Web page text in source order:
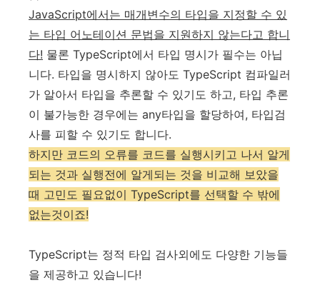
JavaScript에서는 매개변수의 타입을 지정할 수 있
는 타입 어노테이션 문법을 지원하지 않는다고 합니
다! 물론 TypeScript에서 타입 명시가 필수는 아닙
니다. 타입을 명시하지 않아도 TypeScript 컴파일러
가 알아서 타입을 추론할 수 있기도 하고, 타입 추론
이 불가능한 경우에는 any타입을 할당하여, 타입검
사를 피할 수 있기도 합니다.
하지만 코드의 오류를 코드를 실행시키고 나서 알게
되는 것과 실행전에 알게되는 것을 비교해 보았을
때 고민도 필요없이 TypeScript를 선택할 수 밖에
없는것이죠!
TypeScript는 정적 타입 검사외에도 다양한 기능들
을 제공하고 있습니다!